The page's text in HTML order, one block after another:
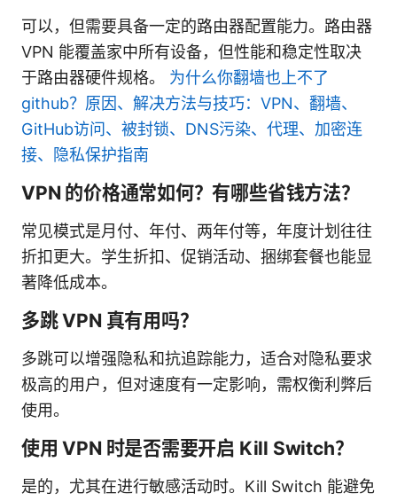
可以，但需要具备一定的路由器配置能力。路由器
VPN 能覆盖家中所有设备，但性能和稳定性取决
于路由器硬件规格。 为什么你翻墙也上不了
github？原因、解决方法与技巧：VPN、翻墙、
GitHub访问、被封锁、DNS污染、代理、加密连
接、隐私保护指南
VPN 的价格通常如何？有哪些省钱方法？
常见模式是月付、年付、两年付等，年度计划往往
折扣更大。学生折扣、促销活动、捆绑套餐也能显
著降低成本。
多跳 VPN 真有用吗？
多跳可以增强隐私和抗追踪能力，适合对隐私要求
极高的用户，但对速度有一定影响，需权衡利弊后
使用。
使用 VPN 时是否需要开启 Kill Switch？
是的，尤其在进行敏感活动时。Kill Switch 能避免